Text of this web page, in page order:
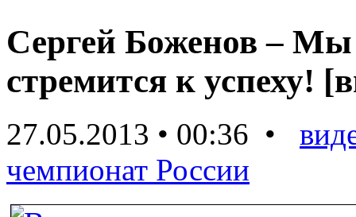
Сергей Боженов – Мы
стремится к успеху!
27.05.2013 • 00:36 •
чемпионат России